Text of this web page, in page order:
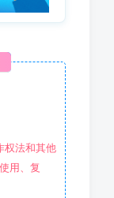
权法和其他
用、复